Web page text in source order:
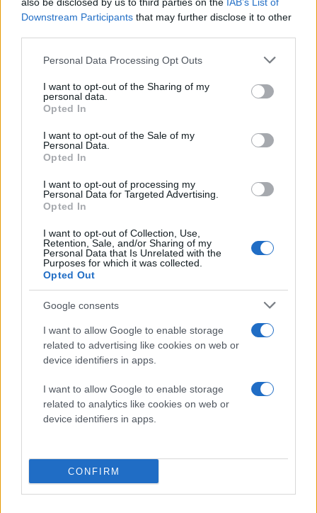
Downstream Participants that may further disclose it to other
Please note that this website/app uses one or more Google
not limited to your visit or usage behaviour. You may click to
grant or deny consent to Google and its third-party tags to
use your data for below specified purposes in below Google
consent section.
Personal Data Processing Opt Outs
I want to opt-out of the Sharing of my
personal data.
Opted In
I want to opt-out of the Sale of my
Personal Data.
Opted In
I want to opt-out of processing my
Personal Data for Targeted Advertising.
Opted In
I want to opt-out of Collection, Use,
Retention, Sale, and/or Sharing of my
Personal Data that Is Unrelated with the
Purposes for which it was collected.
Opted Out
Google consents
I want to allow Google to enable storage
related to advertising like cookies on web or
device identifiers in apps.
I want to allow Google to enable storage
related to analytics like cookies on web or
device identifiers in apps.
CONFIRM
13 ωρών! Τα ultrabooks με οθόνη αφής θα ξεκινάνε
από τα $599 ενώ αυτά με αποσπώμενο πληκτρολόγιο
και tablets. Η εταιρεία ανακοίνωσε δύο νέους
επεξεργαστές Atom. Ο πρώτος με την κωδική